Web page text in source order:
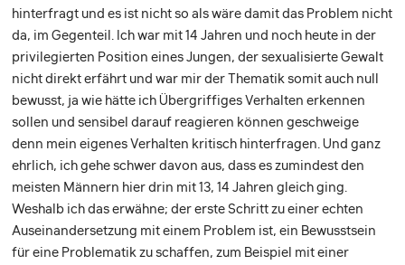
hinterfragt und es ist nicht so als wäre damit das Problem nicht
da, im Gegenteil. Ich war mit 14 Jahren und noch heute in der
privilegierten Position eines Jungen, der sexualisierte Gewalt
nicht direkt erfährt und war mir der Thematik somit auch null
bewusst, ja wie hätte ich Übergriffiges Verhalten erkennen
sollen und sensibel darauf reagieren können geschweige
denn mein eigenes Verhalten kritisch hinterfragen. Und ganz
ehrlich, ich gehe schwer davon aus, dass es zumindest den
meisten Männern hier drin mit 13, 14 Jahren gleich ging.
Weshalb ich das erwähne; der erste Schritt zu einer echten
Auseinandersetzung mit einem Problem ist, ein Bewusstsein
für eine Problematik zu schaffen, zum Beispiel mit einer